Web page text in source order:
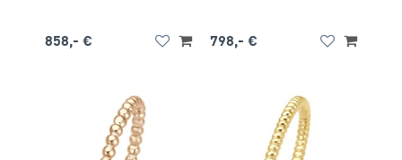
858,- € 798,- €